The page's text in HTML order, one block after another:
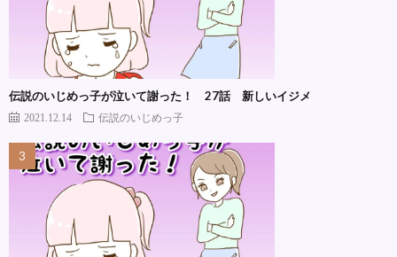
伝説のいじめっ子が泣いて謝った！ 27話 新しいイジメ
2021.12.14 伝説のいじめっ子